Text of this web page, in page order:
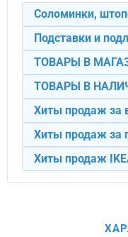
Соломинки,
Подставки и
ТОВАРЫ В
ТОВАРЫ В
Хиты продаж за
Хиты продаж за
Хиты продаж